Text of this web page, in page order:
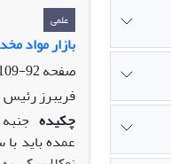
علمی
بازار مواد
صفحه92-109
فریبرز رئیس
چکیده
عمده باید